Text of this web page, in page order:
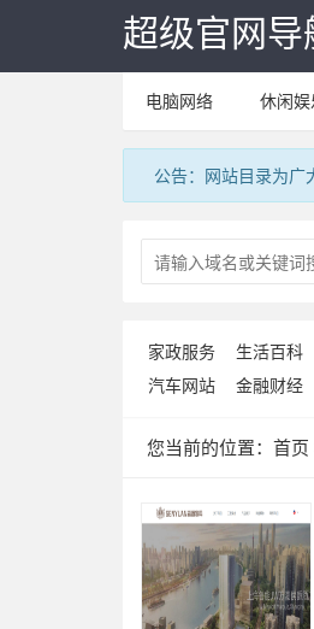
超级官网导
电脑网络 休闲娱
公告：网站目录为广
家政服务 生活百科
汽车网站
金融财经
您当前的位置： 首页